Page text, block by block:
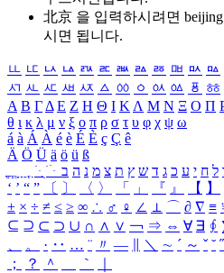
北京 을 입력하시려면 beijing
시면 됩니다.
ㅥ ㅦ ㅧ ㅨ ㅩ ㅪ ㅫ ㅬ ㅭ ㅮ ㅯ ㅰ
ㅺ ㅻ ㅼ ㅽ ㅾ ㅿ ㆀ ㆁ ㆂ ㆃ ㆄ ㆅ
Α Β ΓΔ Ε Ζ Η Θ Ι ΚΛ Μ Ν Ξ Ο Π
θ ι κ λ μ ν ξ ο π ρ σ τ υ φ χ ψ ω
á à Á À é è É È ç Ç ê
Ä Ö Ü ä ö ü ß
ִֶֹ ֻּ ׁׂ ל ח י ע כ ג ד ש ץ ת צ מ נ ה ב
‘ ’ “ ” 〔 〕 〈 〉 「 」 『 』 【 】
± × ÷ ≠ ≤ ≥ ∞ ∴ ♂ ♀ ∠ ⊥ ⌒ ∂ ∇ ≡
⊆ ⊇ ⊂ ⊃ ∪ ∩ ∧ ∨ ￢ ⇒ ⇔ ∀ ∃ ∮
、
。 · ‥ … ¨ 〃 ― ＼ ∼ ´ ～ ˇ ˘ ˝
；
？ ＾ ｀